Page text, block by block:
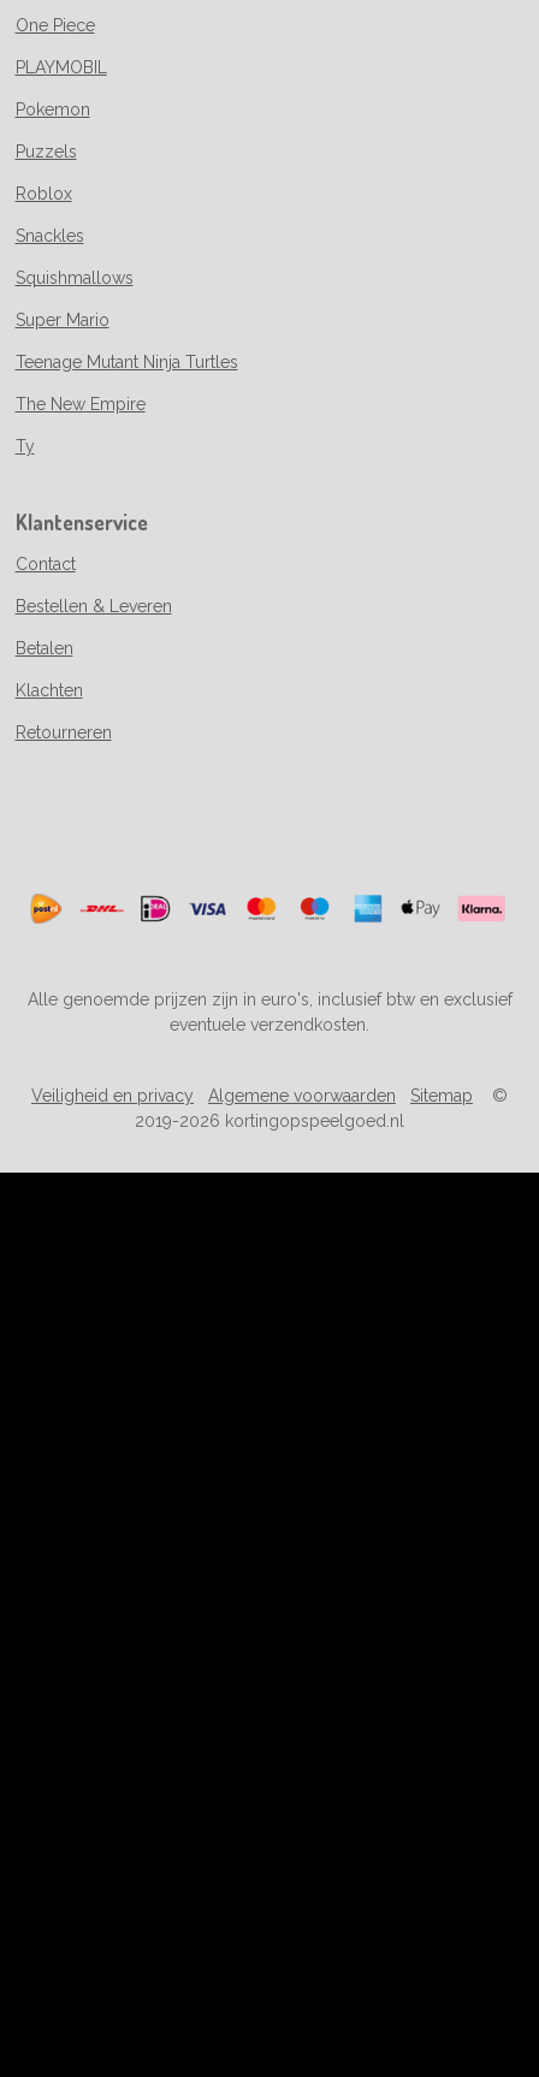
One Piece
PLAYMOBIL
Pokemon
Puzzels
Roblox
Snackles
Squishmallows
Super Mario
Teenage Mutant Ninja Turtles
The New Empire
Ty
Klantenservice
Contact
Bestellen & Leveren
Betalen
Klachten
Retourneren
Alle genoemde prijzen zijn in euro's, inclusief btw en exclusief
eventuele verzendkosten.
Veiligheid en privacy Algemene voorwaarden Sitemap ©
2019-2026 kortingopspeelgoed.nl